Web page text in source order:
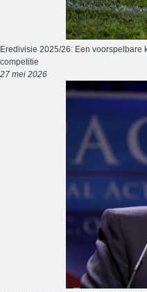
Eredivisie 2025/26: Een
competitie
27 mei 2026